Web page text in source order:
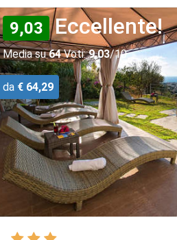
9,03 Eccellente!
Media su64Voti: 9,03/10
da € 64,29